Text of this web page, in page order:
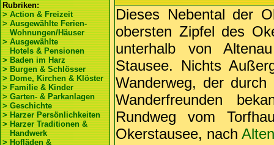
Rubriken:
> Action & Freizeit
> Ausgewählte Ferien-
Wohnungen/Häuser
> Ausgewählte
Hotels & Pensionen
> Baden im Harz
> Burgen & Schlösser
> Dome, Kirchen & Klöster
> Familie & Kinder
> Garten- & Parkanlagen
> Geschichte
> Harzer Persönlichkeiten
> Harzer Traditionen &
Handwerk
> Hofläden &
Dieses Nebental der
obersten Zipfel des
unterhalb von
Stausee. Nichts
Wanderweg, der
Wanderfreunden
Rundweg vom
Okerstausee, nach